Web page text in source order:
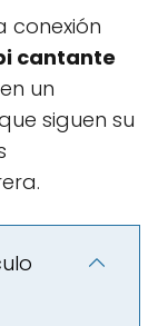
conexión
cantante
un
siguen su